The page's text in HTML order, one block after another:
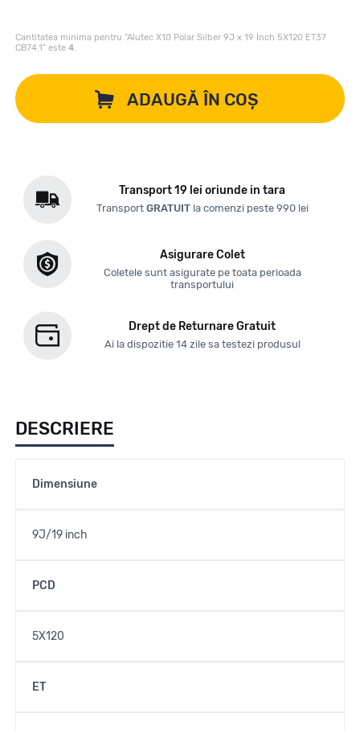
Cantitatea minima pentru "Alutec X10 Polar Silber 9J x 19 Inch 5X120 ET37
CB74.1" este 4.
ADAUGĂ ÎN COȘ
Transport 19 lei oriunde in tara
Transport GRATUITla comenzi peste 990 lei
Asigurare Colet
Coletele sunt asigurate pe toata perioada
transportului
Drept de Returnare Gratuit
Ai la dispozitie 14 zile sa testezi produsul
DESCRIERE
Dimensiune
9J/19 inch
PCD
5X120
ET